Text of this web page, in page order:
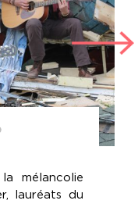
mélancolie
lauréats du